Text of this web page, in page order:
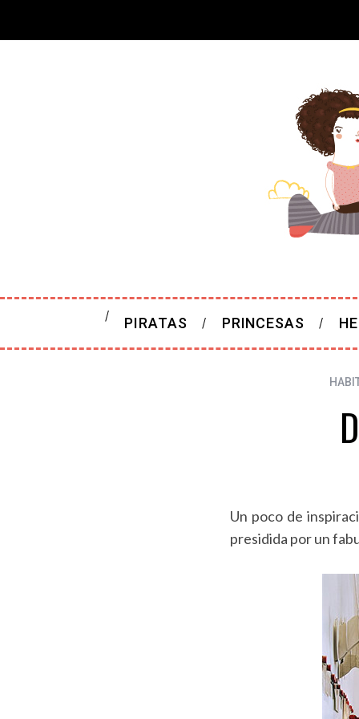
PIRATAS PRINCESAS
Un poco de
presidida por un